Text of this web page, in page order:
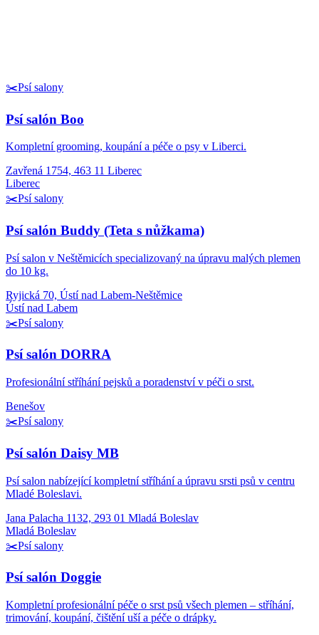
✂️Psí salony
Psí salón Boo
Kompletní grooming, koupání a péče o psy v Liberci.
Zavřená 1754, 463 11 Liberec
Liberec
✂️Psí salony
Psí salón Buddy (Teta s nůžkama)
Psí salon v Neštěmicích specializovaný na úpravu malých plemen
do 10 kg.
Ryjická 70, Ústí nad Labem-Neštěmice
Ústí nad Labem
✂️Psí salony
Psí salón DORRA
Profesionální stříhání pejsků a poradenství v péči o srst.
Benešov
✂️Psí salony
Psí salón Daisy MB
Psí salon nabízející kompletní stříhání a úpravu srsti psů v centru
Mladé Boleslavi.
Jana Palacha 1132, 293 01 Mladá Boleslav
Mladá Boleslav
✂️Psí salony
Psí salón Doggie
Kompletní profesionální péče o srst psů všech plemen – stříhání,
trimování, koupání, čištění uší a péče o drápky.